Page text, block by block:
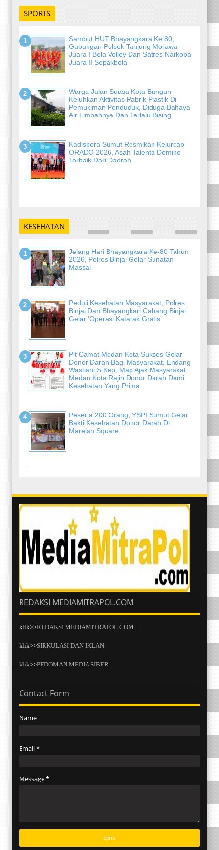
SPORTS
Sambut HUT Bhayangkara Ke 80,
Gabungan Polsek Tanjung Morawa
Juara I Bola Volley Dan Satres Narkoba
Juara II Sepakbola
Warga Jalan Suasa Kota Bangun
Keluhkan Aktivitas Pabrik Plastik Di
Pemukiman Penduduk, Diduga Bahaya
Air Limbahnya Dan Terlalu Bising
Kadispora Sumut Resmikan Kejurcab
ORADO 2026, Asah Talenta Domino
Terbaik Dari Daerah
-
KESEHATAN
Jelang Hari Bhayangkara Ke-80 Tahun
2026, Polres Binjai Gelar Sunatan
Massal
Peduli Kesehatan Masyarakat, Polres
Binjai Dan Bhayangkari Cabang Binjai
Gelar 'Operasi Katarak Gratis'
Plt Camat Medan Kota Sukses Gelar
Donor Darah Bagi Masyarakat, Endang
Wastiani S.Kep, Map Ajak Masyarakat
Medan Kota Rajin Donor Darah Demi
Kesehatan Yang Prima
Peserta 200 Orang, YSPI Sumut Gelar
Bakti Kesehatan Donor Darah Di
Marelan Square
-
REDAKSI MEDIAMITRAPOL.COM
klik>>REDAKSI MEDIAMITRAPOL.COM
klik>>SIRKULASI DAN IKLAN
klik>>PEDOMAN MEDIA SIBER
Contact Form
Name
Email*
Message*